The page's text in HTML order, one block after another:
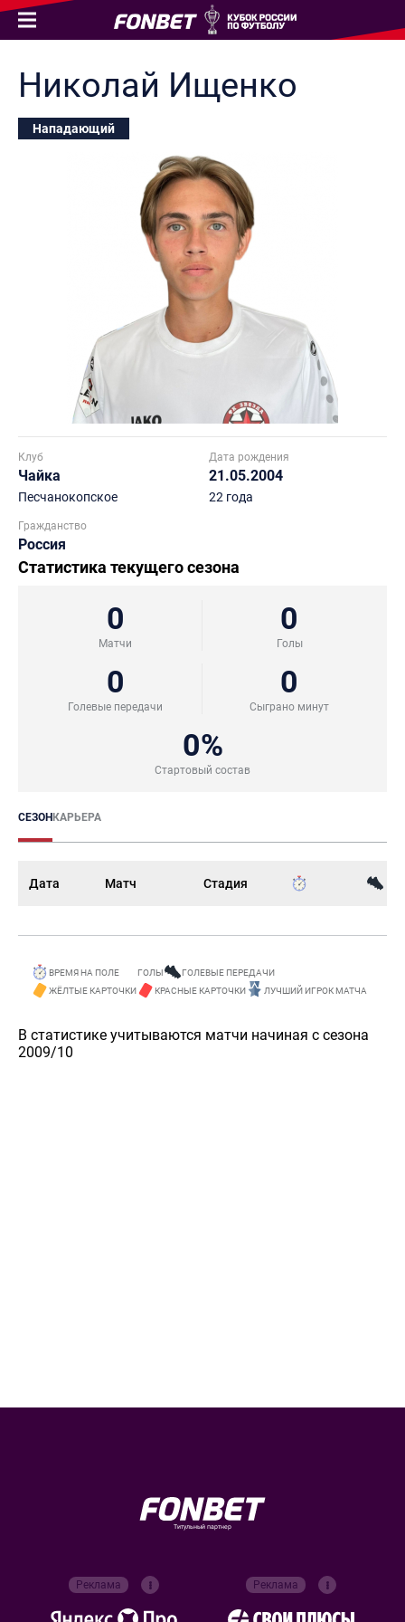
Николай Ищенко
Нападающий
Клуб
Чайка
Песчанокопское
Дата рождения
21.05.2004
22 года
Гражданство
Россия
Статистика текущего сезона
0
Матчи
0
Голы
0
Голевые передачи
0
Сыграно минут
0%
Стартовый состав
СЕЗОНКАРЬЕРА
Дата Матч Стадия
ВРЕМЯ НА ПОЛЕ ГОЛЫ
ГОЛЕВЫЕ ПЕРЕДАЧИ
ЖЁЛТЫЕ КАРТОЧКИ
КРАСНЫЕ КАРТОЧКИ ЛУЧШИЙ ИГРОК МАТЧА
В статистике учитываются матчи начиная с сезона
2009/10
Титульный партнер
Реклама Реклама